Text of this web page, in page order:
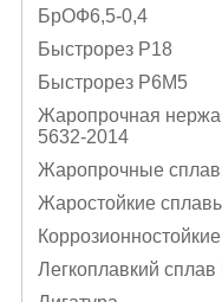
БрОФ6,5-0,4
Быстрорез Р18
Быстрорез Р6М5
Жаропрочная
5632-2014
Жаропрочные
Жаростойкие
Легкоплавкий